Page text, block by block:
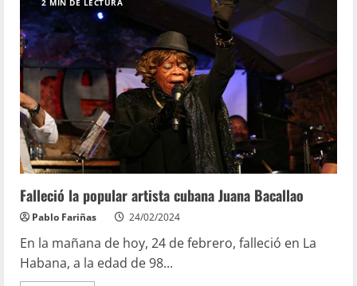
Falleció la popular artista cubana Juana Bacallao
Pablo Fariñas 24/02/2024
En la mañana de hoy, 24 de febrero, falleció en La
Habana, a la edad de 98...